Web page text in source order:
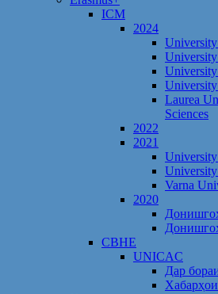
ICM
2024
Laurea
Sciences
2022
2021
Varna
2020
CBHE
UNICAC
Дар